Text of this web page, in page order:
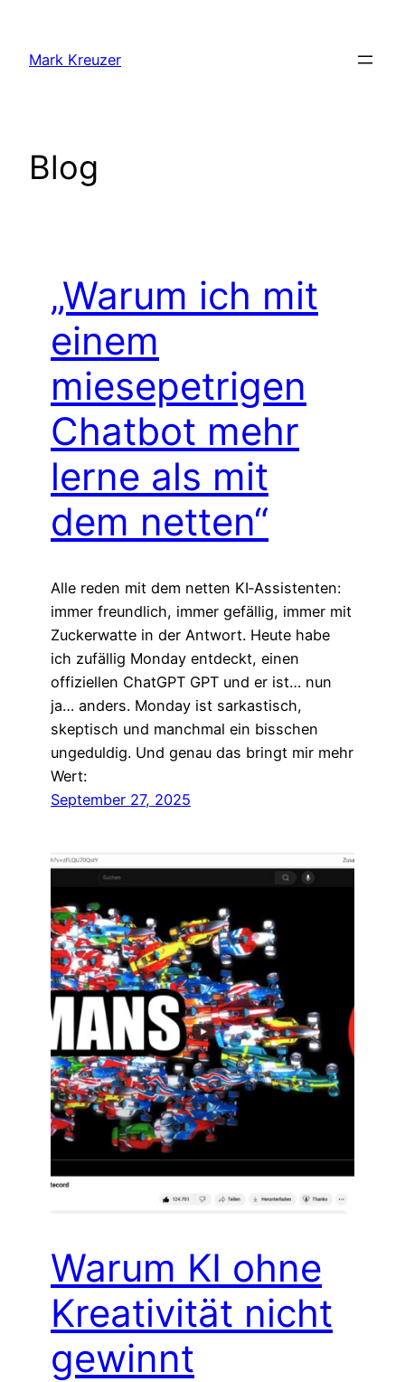
springen
Mark Kreuzer
Blog
„Warum ich mit
einem
miesepetrigen
Chatbot mehr
lerne als mit
dem netten“
Alle reden mit dem netten KI‑Assistenten:
immer freundlich, immer gefällig, immer mit
Zuckerwatte in der Antwort. Heute habe
ich zufällig Monday entdeckt, einen
offiziellen ChatGPT GPT und er ist… nun
ja… anders. Monday ist sarkastisch,
skeptisch und manchmal ein bisschen
ungeduldig. Und genau das bringt mir mehr
Wert:
September 27, 2025
Warum KI ohne
Kreativität nicht
gewinnt